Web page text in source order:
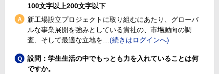
100文字以上200文字以下
新工場設立プロジェクトに取り組むにあたり、グローバ
ルな事業展開を強みとしている貴社の、市場動向の調
査、そして最適な立地を
設問：学生生活の中でもっとも力を入れていることは何
ですか。